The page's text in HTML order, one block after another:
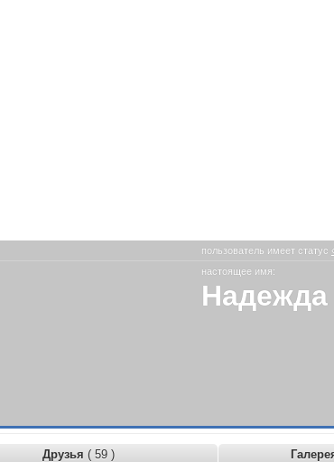
пользователь имеет статус
настоящее имя:
Надежда
Друзья ( 59 )